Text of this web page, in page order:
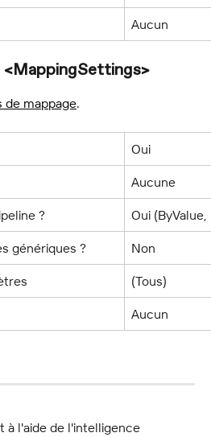
Aucun
de mappage.
Oui
Aucune
? Oui
génériques ? Non
(Tous)
Aucun
à l'aide de l'intelligence